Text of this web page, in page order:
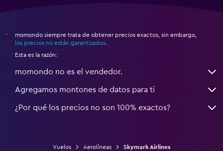
*
momondo siempre trata de obtener precios exactos, sin embargo,
los precios no están garantizados
Esta es la razón:
momondo no es el vendedor.
Agregamos montones de datos para ti
¿Por qué los precios no son 100% exactos?
Vuelos Aerolíneas Skymark Airlines